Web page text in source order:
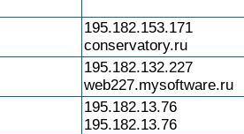
195.182.153.171
conservatory.ru
195.182.132.227
web227.mysoftware.ru
195.182.13.76
195.182.13.76